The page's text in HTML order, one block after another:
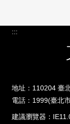
:::
地址：110204 臺
電話：1999(臺北
建議瀏覽器：